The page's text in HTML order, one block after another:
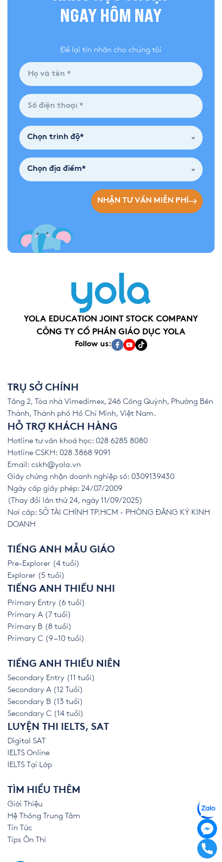
NGAY HÔM NAY
Để lại tin nhắn cho chúng tôi
Chọn trình độ*
Chọn địa điểm*
NHẬN TƯ VẤN MIỄN PHÍ
YOLA EDUCATION JOINT STOCK COMPANY
CÔNG TY CỔ PHẦN GIÁO DỤC YOLA
Follow us:
TRỤ SỞ CHÍNH
Tầng 2, Tòa nhà Vimedimex, 246 Cống Quỳnh, Phường Bến
Thành, Thành phố Hồ Chí Minh, Việt Nam.
HỖ TRỢ KHÁCH HÀNG
Hotline tư vấn khoá học: 028 6285 8080
Hotline CSKH: 028 3868 9091
Email: cskh@yola.vn
Giấy chứng nhận doanh nghiệp số: 0309139430
Ngày cấp giấy phép: 24/07/2009
(Thay đổi lần thứ 24, ngày 11/09/2025)
Nơi cấp: SỞ TÀI CHÍNH TP.HCM - PHÒNG ĐĂNG KÝ KINH
DOANH
TIẾNG ANH MẪU GIÁO
Pre-Explorer (4 tuổi)
Explorer (5 tuổi)
TIẾNG ANH THIẾU NHI
Primary Entry (6 tuổi)
Primary A (7 tuổi)
Primary B (8 tuổi)
Primary C (9 – 10 tuổi)
TIẾNG ANH THIẾU NIÊN
Secondary Entry (11 tuổi)
Secondary A (12 Tuổi)
Secondary B (13 tuổi)
Secondary C (14 tuổi)
LUYỆN THI IELTS, SAT
Digital SAT
IELTS Online
IELTS Tại Lớp
TÌM HIỂU THÊM
Giới Thiệu
Hệ Thống Trung Tâm
Tin Tức
Tips Ôn Thi